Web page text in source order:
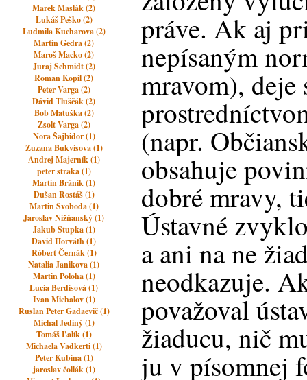
Marek Maslák (2)
Lukáš Peško (2)
Ludmila Kucharova (2)
Martin Gedra (2)
Maroš Macko (2)
Juraj Schmidt (2)
Roman Kopil (2)
Peter Varga (2)
Dávid Tluščák (2)
Bob Matuška (2)
Zsolt Varga (2)
Nora Šajbidor (1)
Zuzana Bukvisova (1)
Andrej Majerník (1)
peter straka (1)
Martin Bránik (1)
Dušan Rostáš (1)
Martin Svoboda (1)
Jaroslav Nižňanský (1)
Jakub Stupka (1)
David Horváth (1)
Róbert Černák (1)
Natalia Janikova (1)
Martin Poloha (1)
Lucia Berdisová (1)
Ivan Michalov (1)
Ruslan Peter Gadaevič (1)
Michal Jediný (1)
Tomáš Ľalík (1)
Michaela Vadkerti (1)
Peter Kubina (1)
jaroslav čollák (1)
práve. Ak aj
nepísaným
mravom), deje
(napr.
obsahuje
dobré mravy,
Ústavné
a ani na ne
neodkazuje.
považoval
žiaducu, nič
ju v písomnej